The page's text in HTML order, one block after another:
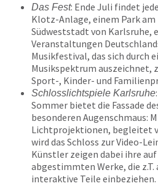
Das Fest: Ende Juli findet
Klotz-Anlage, einem Park am
Südweststadt von Karlsruhe,
Veranstaltungen
Musikfestival, das sich durch
Musikspektrum auszeichnet,
Sport-, Kinder- und
Schlosslichtspiele Karlsruhe
Sommer bietet die Fassade
besonderen Augenschmaus:
Lichtprojektionen, begleitet
wird das Schloss zur Video-
Künstler zeigen dabei ihre auf
abgestimmten Werke, die z.T.
interaktive Teile einbeziehen.